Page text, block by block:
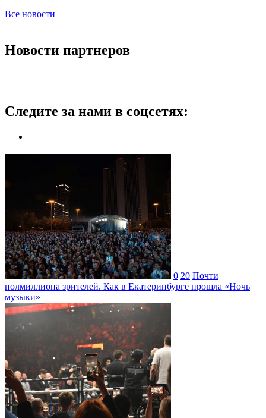
Все новости
Новости партнеров
Следите за нами в соцсетях:
0 20 Почти
полмиллиона зрителей. Как в Екатеринбурге прошла «Ночь
музыки»